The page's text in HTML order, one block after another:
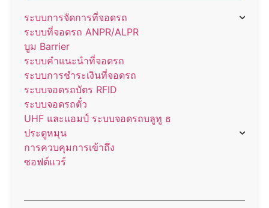
ระบบการจัดการที่จอดรถ
ระบบที่จอดรถ ANPR/ALPR
บูม Barrier
ระบบคำแนะนำที่จอดรถ
ระบบการชำระเงินที่จอดรถ
ระบบจอดรถบัตร RFID
ระบบจอดรถตั๋ว
UHF และแอมป์ ระบบจอดรถบลูทู ธ
ประตูหมุน
การควบคุมการเข้าถึง
ซอฟต์แวร์